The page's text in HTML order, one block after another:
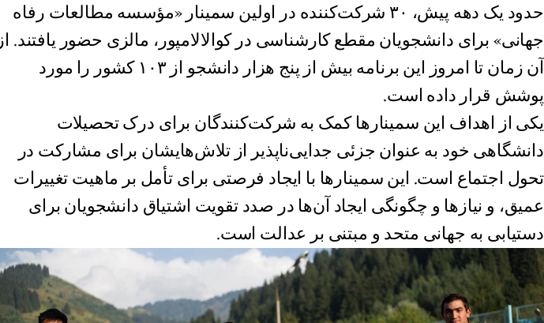
حدود یک دهه پیش، ۳۰ شرکت‌کننده در اولین سمینار «مؤسسه مطالعات رفاه
جهانی» برای دانشجویان مقطع کارشناسی در کوالالامپور، مالزی حضور یافتند. از
آن زمان تا امروز این برنامه بیش از پنج هزار دانشجو از ۱۰۳ کشور را مورد
پوشش قرار داده است.
یکی از اهداف این سمینارها کمک به شرکت‌کنندگان برای درک تحصیلات
دانشگاهی خود به عنوان جزئی جدایی‌ناپذیر از تلاش‌هایشان برای مشارکت در
تحول اجتماع است. این سمینارها با ایجاد فرصتی برای تأمل بر ماهیت تغییرات
عمیق، و نیازها و چگونگی ایجاد آن‌ها در صدد تقویت اشتیاق دانشجویان برای
دستیابی به جهانی متحد و مبتنی بر عدالت است.